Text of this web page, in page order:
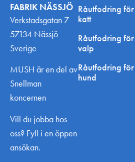
FABRIK NÄSSJÖ
Verkstadsgatan 7
57134 Nässjö
Sverige
MUSH är en del av
Snellman
koncernen
Vill du jobba hos
oss? Fyll i en öppen
ansökan.
Råutfodring för
katt
Råutfodring för
valp
Råutfodring för
hund